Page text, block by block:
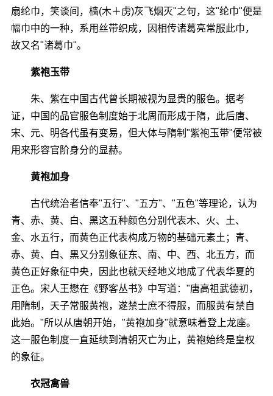
扇纶巾，笑谈间，樯(木＋虏)灰飞烟灭"之句，这"纶巾"便是
幅巾中的一种，系用丝带织成，因相传诸葛亮常服此巾，
故又名"诸葛巾"。
紫袍玉带
朱、紫在中国古代曾长期被视为显贵的服色。据考
证，中国的品官服色制度始于北周而形成于隋，此后唐、
宋、元、明各代虽有变易，但大体与隋制"紫袍玉带"便常被
用来形容官阶身分的显赫。
黄袍加身
古代统治者信奉"五行"、"五方"、"五色"等理论，认为
青、赤、黄、白、黑这五种颜色分别代表木、火、土、
金、水五行，而黄色正代表构成万物的基础元素土；青、
赤、黄、白、黑又分别象征东、南、中、西、北五方，而
黄色正好象征中央，因此也就天经地义地成了代表华夏的
正色。宋人王懋在《野客丛书》中写道："唐高祖武德初，
用隋制，天子常服黄袍，遂禁士庶不得服，而服黄有禁自
此始。"所以从唐朝开始，"黄袍加身"就意味着登上龙座。
这一服色制度一直延续到清朝灭亡为止，黄袍始终是皇权
的象征。
衣冠禽兽